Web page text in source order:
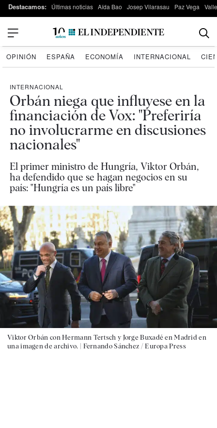
Destacamos: Últimas noticias Aída Bao Josep Vilarasau Paz Vega
OPINIÓN ESPAÑA ECONOMÍA INTERNACIONAL
INTERNACIONAL
Orbán niega que influyese en la
financiación de Vox: "Preferiría
no involucrarme en discusiones
nacionales"
El primer ministro de Hungría, Viktor Orbán,
ha defendido que se hagan negocios en su
país: "Hungría es un país libre"
Viktor Orbán con Hermann Tertsch y Jorge Buxadé en Madrid en
una imagen de archivo. | Fernando Sánchez / Europa Press